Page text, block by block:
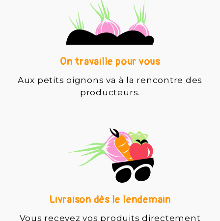
On travaille pour vous
Aux petits oignons va à la rencontre des
producteurs.
Livraison dès le lendemain
Vous recevez vos produits directement